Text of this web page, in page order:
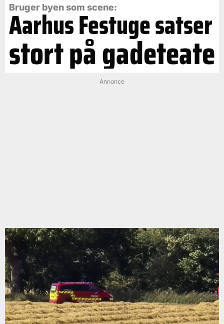
Bruger byen som scene:
Aarhus Festuge satser
stort på gadeteate
Annonce